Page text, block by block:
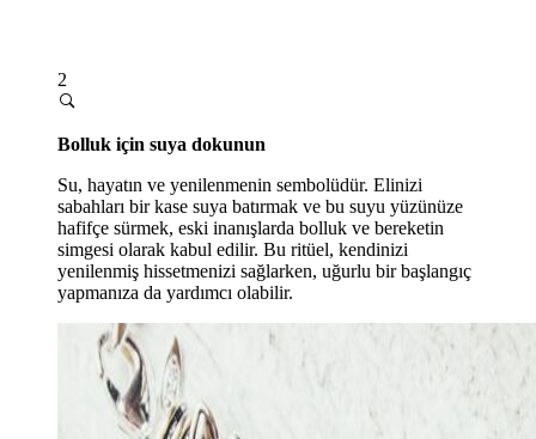
2
Bolluk için suya dokunun
Su, hayatın ve yenilenmenin sembolüdür. Elinizi
sabahları bir kase suya batırmak ve bu suyu yüzünüze
hafifçe sürmek, eski inanışlarda bolluk ve bereketin
simgesi olarak kabul edilir. Bu ritüel, kendinizi
yenilenmiş hissetmenizi sağlarken, uğurlu bir başlangıç
yapmanıza da yardımcı olabilir.